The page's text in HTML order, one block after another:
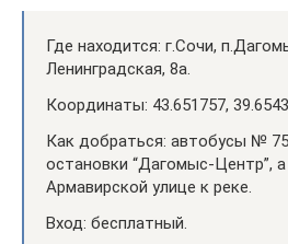
Где находится: г.Сочи,
Ленинградская, 8а.
Координаты: 43.651757,
Как добраться: автобусы №
остановки “Дагомыс-Центр”,
Армавирской улице к реке.
Вход: бесплатный.